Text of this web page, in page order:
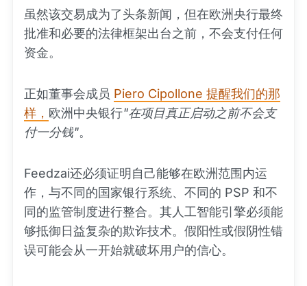
虽然该交易成为了头条新闻，但在欧洲央行最终
批准和必要的法律框架出台之前，不会支付任何
资金。
正如董事会成员 Piero Cipollone 提醒我们的那
样， 欧洲中央银行"在项目真正启动之前不会支
付一分钱"。
Feedzai还必须证明自己能够在欧洲范围内运
作，与不同的国家银行系统、不同的 PSP 和不
同的监管制度进行整合。其人工智能引擎必须能
够抵御日益复杂的欺诈技术。假阳性或假阴性错
误可能会从一开始就破坏用户的信心。